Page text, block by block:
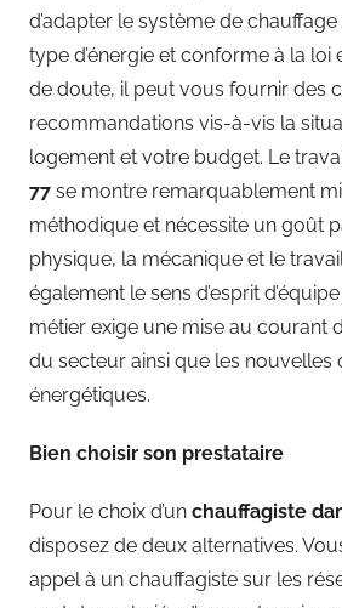
d’adapter le système de
type d’énergie et conforme à la loi
de doute, il peut vous fournir des
recommandations vis-à-vis la
logement et votre budget. Le
77 se montre remarquablement
méthodique et nécessite un goût
physique, la mécanique et le
également le sens d’esprit
métier exige une mise au courant
du secteur ainsi que les nouvelles
énergétiques.
Bien choisir son prestataire
Pour le choix d’un chauffagiste
disposez de deux alternatives.
appel à un chauffagiste sur les